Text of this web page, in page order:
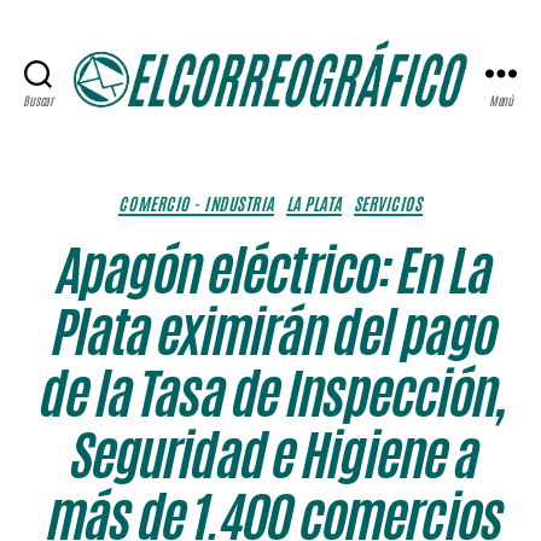
Buscar Menú
Categorías
COMERCIO - INDUSTRIA LA PLATA SERVICIOS
Apagón eléctrico: En La
Plata eximirán del pago
de la Tasa de Inspección,
Seguridad e Higiene a
más de 1.400 comercios